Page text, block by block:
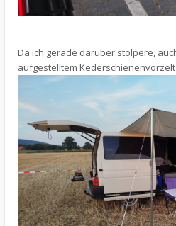
Da ich gerade darüber stolpere,
aufgestelltem